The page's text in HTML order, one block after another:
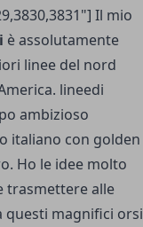
Il mio
è assolutamente
linee del nord
lineedi
ambizioso
italiano con golden
Ho le idee molto
trasmettere alle
questi magnifici orsi